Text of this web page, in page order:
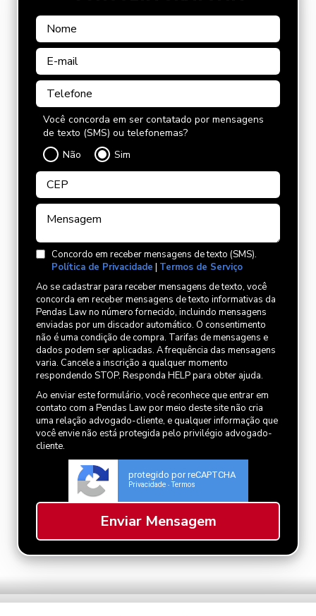
Você concorda em ser contatado por mensagens
de texto (SMS) ou telefonemas?
Não
Sim
Concordo em receber mensagens de texto (SMS).
Política de Privacidade | Termos de Serviço
Ao se cadastrar para receber mensagens de texto, você
concorda em receber mensagens de texto informativas da
Pendas Law no número fornecido, incluindo mensagens
enviadas por um discador automático. O consentimento
não é uma condição de compra. Tarifas de mensagens e
dados podem ser aplicadas. A frequência das mensagens
varia. Cancele a inscrição a qualquer momento
respondendo STOP. Responda HELP para obter ajuda.
Ao enviar este formulário, você reconhece que entrar em
contato com a Pendas Law por meio deste site não cria
uma relação advogado-cliente, e qualquer informação que
você envie não está protegida pelo privilégio advogado-
cliente.
protegido por reCAPTCHA
Privacidade - Termos